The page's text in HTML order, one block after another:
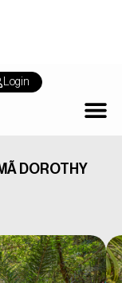
Login
DOROTHY